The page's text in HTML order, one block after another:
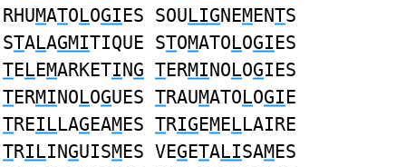
RHUMATOLOGIES SOULIGNEMENTS
STALAGMITIQUE STOMATOLOGIES
TELEMARKETING TERMINOLOGIES
TERMINOLOGUES TRAUMATOLOGIE
TREILLAGEAMES TRIGEMELLAIRE
TRILINGUISMES VEGETALISAMES